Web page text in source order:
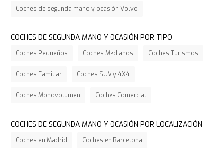
Coches de segunda mano y ocasión Volvo
COCHES DE SEGUNDA MANO Y OCASIÓN POR TIPO
Coches Pequeños Coches Medianos Coches Turismos
Coches Familiar Coches SUV y 4X4
Coches Monovolumen Coches Comercial
COCHES DE SEGUNDA MANO Y OCASIÓN POR LOCALIZACIÓN
Coches en Madrid Coches en Barcelona